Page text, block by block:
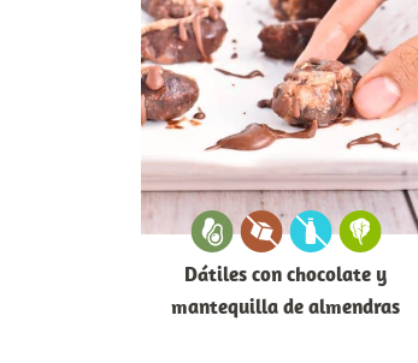
Dátiles con chocolate y
mantequilla de almendras